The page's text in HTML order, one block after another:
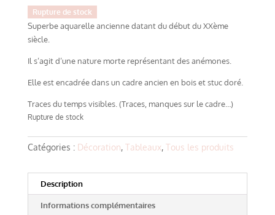
Rupture de stock
Superbe aquarelle ancienne datant du début du XXème
siècle.
Il s’agit d’une nature morte représentant des anémones.
Elle est encadrée dans un cadre ancien en bois et stuc doré.
Traces du temps visibles. (Traces, manques sur le cadre…)
Rupture de stock
Catégories : Décoration, Tableaux, Tous les produits
Description
Informations complémentaires